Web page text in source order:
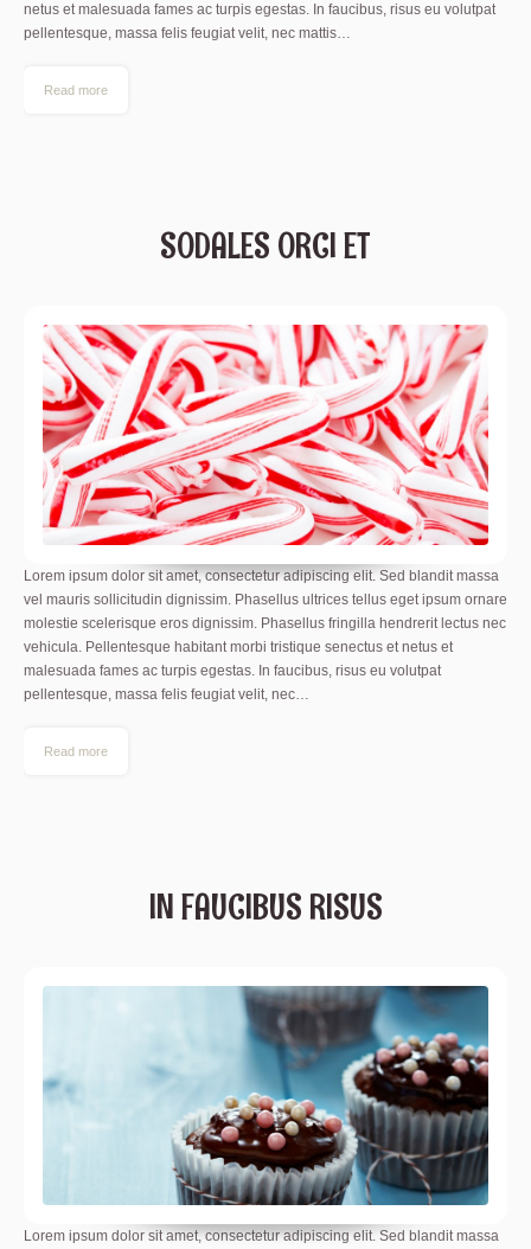
netus et malesuada fames ac turpis egestas. In faucibus, risus eu volutpat
pellentesque, massa felis feugiat velit, nec mattis…
Read more
SODALES ORCI ET
Lorem ipsum dolor sit amet, consectetur adipiscing elit. Sed blandit massa
vel mauris sollicitudin dignissim. Phasellus ultrices tellus eget ipsum ornare
molestie scelerisque eros dignissim. Phasellus fringilla hendrerit lectus nec
vehicula. Pellentesque habitant morbi tristique senectus et netus et
malesuada fames ac turpis egestas. In faucibus, risus eu volutpat
pellentesque, massa felis feugiat velit, nec…
Read more
IN FAUCIBUS RISUS
Lorem ipsum dolor sit amet, consectetur adipiscing elit. Sed blandit massa